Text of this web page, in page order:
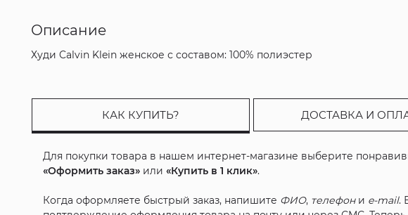
Описание
Худи Calvin Klein женское с составом: 100% полиэстер
КАК КУПИТЬ? ДОСТАВКА И
Для покупки товара в нашем интернет-магазине выберите
«Оформить заказ» или«Купить в 1 клик».
Когда оформляете быстрый заказ, напишите ФИО, телефони e-mail.